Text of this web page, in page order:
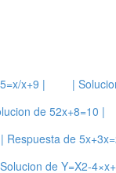
x+9 | |
de 52x+8=10 |
| Respuesta de
de Y=X2-